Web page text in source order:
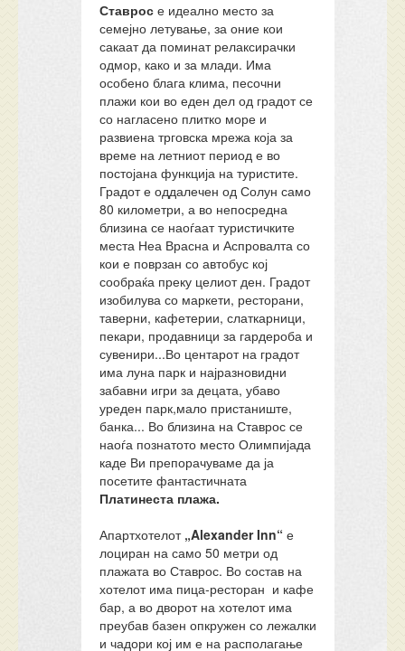
Ставрос е идеално место за
семејно летување, за оние кои
сакаат да поминат релаксирачки
одмор, како и за млади. Има
особено блага клима, песочни
плажи кои во еден дел од градот се
со нагласено плитко море и
развиена трговска мрежа која за
време на летниот период е во
постојана функција на туристите.
Градот е оддалечен од Солун само
80 километри, а во непосредна
близина се наоѓаат туристичките
места Неа Врасна и Аспровалта со
кои е поврзан со автобус кој
сообраќа преку целиот ден. Градот
изобилува со маркети, ресторани,
таверни, кафетерии, слаткарници,
пекари, продавници за гардероба и
сувенири...Во центарот на градот
има луна парк и најразновидни
забавни игри за децата, убаво
уреден парк,мало пристаниште,
банка... Во близина на Ставрос се
наоѓа познатото место Олимпијада
каде Ви препорачуваме да ја
посетите фантастичната
Платинеста плажа.
Апартхотелот „Alexander Inn“ е
лоциран на само 50 метри од
плажата во Ставрос. Во состав на
хотелот има пица-ресторан и кафе
бар, а во дворот на хотелот има
преубав базен опкружен со лежалки
и чадори кој им е на располагање